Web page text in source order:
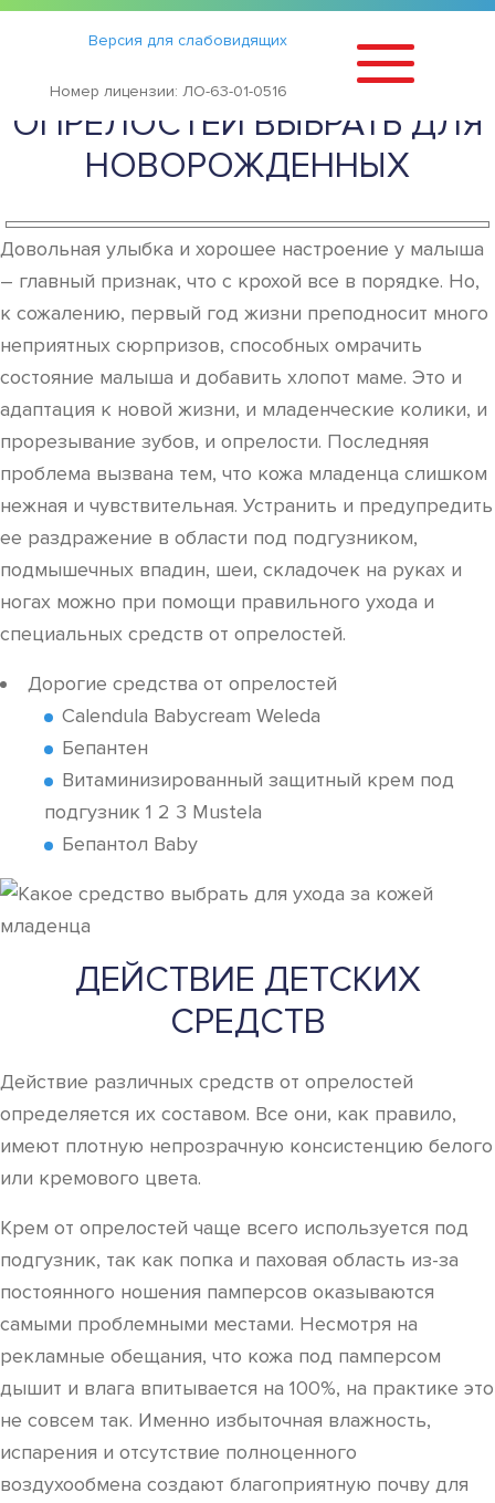
Версия для слабовидящих
Номер лицензии: ЛО-63-01-0516
Статьи ›
КАКОЙ КРЕМ ОТ
ОПРЕЛОСТЕЙ ВЫБРАТЬ ДЛЯ
НОВОРОЖДЕННЫХ
Довольная улыбка и хорошее настроение у малыша
– главный признак, что с крохой все в порядке. Но,
к сожалению, первый год жизни преподносит много
неприятных сюрпризов, способных омрачить
состояние малыша и добавить хлопот маме. Это и
адаптация к новой жизни, и младенческие колики, и
прорезывание зубов, и опрелости. Последняя
проблема вызвана тем, что кожа младенца слишком
нежная и чувствительная. Устранить и предупредить
ее раздражение в области под подгузником,
подмышечных впадин, шеи, складочек на руках и
ногах можно при помощи правильного ухода и
специальных средств от опрелостей.
Дорогие средства от опрелостей
Calendula Babycream Weleda
Бепантен
Витаминизированный защитный крем под
подгузник 1 2 3 Mustela
Бепантол Baby
ДЕЙСТВИЕ ДЕТСКИХ
СРЕДСТВ
Действие различных средств от опрелостей
определяется их составом. Все они, как правило,
имеют плотную непрозрачную консистенцию белого
или кремового цвета.
Крем от опрелостей чаще всего используется под
подгузник, так как попка и паховая область из-за
постоянного ношения памперсов оказываются
самыми проблемными местами. Несмотря на
рекламные обещания, что кожа под памперсом
дышит и влага впитывается на 100%, на практике это
не совсем так. Именно избыточная влажность,
испарения и отсутствие полноценного
воздухообмена создают благоприятную почву для